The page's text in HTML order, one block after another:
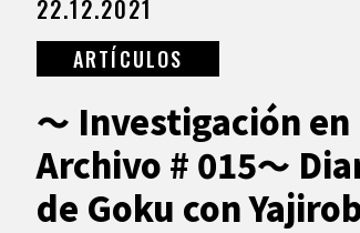
22.12.2021
ARTÍCULOS
〜 Investigación
Archivo # 015〜
de Goku con